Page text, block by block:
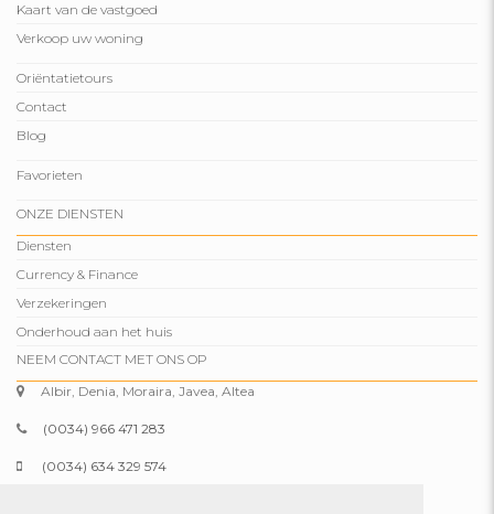
Kaart van de vastgoed
Verkoop uw woning
Oriëntatietours
Contact
Blog
Favorieten
ONZE DIENSTEN
Diensten
Currency & Finance
Verzekeringen
Onderhoud aan het huis
NEEM CONTACT MET ONS OP
Albir, Denia, Moraira, Javea, Altea
(0034) 966 471 283
(0034) 634 329 574